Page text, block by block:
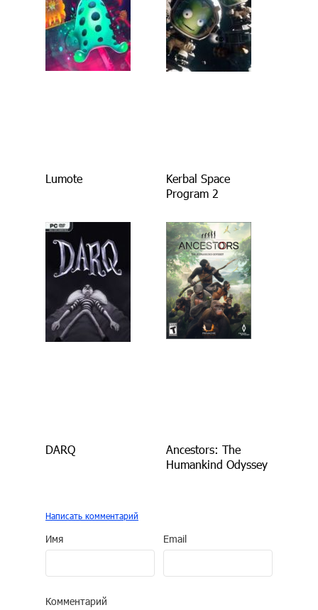
Lumote
Kerbal Space
Program 2
DARQ
Ancestors: The
Humankind Odyssey
Написать комментарий
Имя Email
Комментарий